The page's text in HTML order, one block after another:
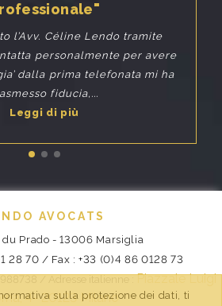
l’Avv. Céline Lendo tramite
personalmente per avere
dalla prima telefonata mi ha
fiducia,...
Leggi di più
AVOCATS
du Prado - 13006 Marsiglia
28 70 / Fax : +33 (0)4 86 0128 73
/Adresse italienne :Piazzale Luigi
4-20123 Milano
sulla protezione dei dati, ti